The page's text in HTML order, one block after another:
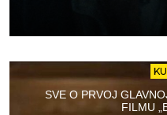
SVE O PRVOJ
FILMU